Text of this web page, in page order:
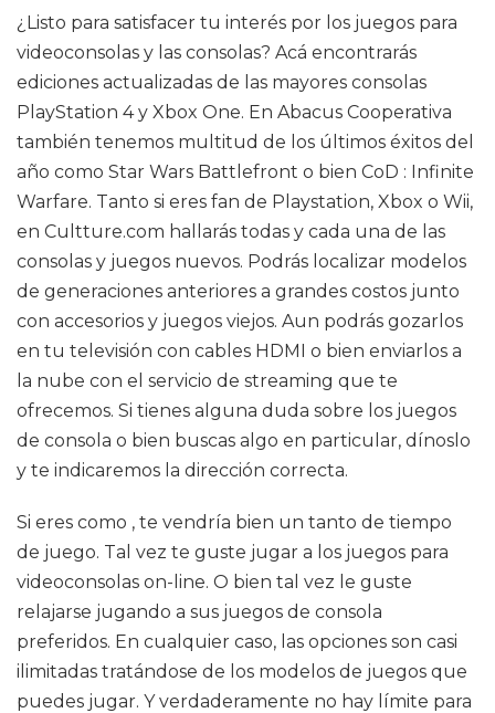
¿Listo para satisfacer tu interés por los juegos para
videoconsolas y las consolas? Acá encontrarás
ediciones actualizadas de las mayores consolas
PlayStation 4 y Xbox One. En Abacus Cooperativa
también tenemos multitud de los últimos éxitos del
año como Star Wars Battlefront o bien CoD : Infinite
Warfare. Tanto si eres fan de Playstation, Xbox o Wii,
en Cultture.com hallarás todas y cada una de las
consolas y juegos nuevos. Podrás localizar modelos
de generaciones anteriores a grandes costos junto
con accesorios y juegos viejos. Aun podrás gozarlos
en tu televisión con cables HDMI o bien enviarlos a
la nube con el servicio de streaming que te
ofrecemos. Si tienes alguna duda sobre los juegos
de consola o bien buscas algo en particular, dínoslo
y te indicaremos la dirección correcta.
Si eres como , te vendría bien un tanto de tiempo
de juego. Tal vez te guste jugar a los juegos para
videoconsolas on-line. O bien tal vez le guste
relajarse jugando a sus juegos de consola
preferidos. En cualquier caso, las opciones son casi
ilimitadas tratándose de los modelos de juegos que
puedes jugar. Y verdaderamente no hay límite para